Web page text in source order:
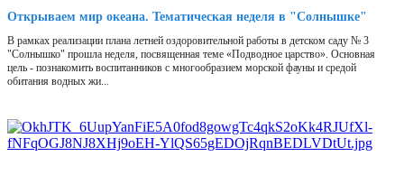
Открываем мир океана. Тематическая неделя в "Солнышке"
В рамках реализации плана летней оздоровительной работы в детском саду № 3
"Солнышко" прошла неделя, посвященная теме «Подводное царство». Основная
цель - познакомить воспитанников с многообразием морской фауны и средой
обитания водных жи...